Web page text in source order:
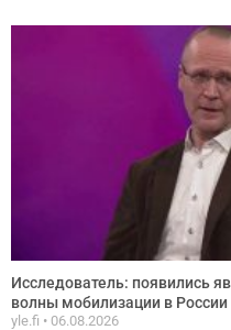
Исследователь: появились
волны мобилизации в России
yle.fi 06.08.2026